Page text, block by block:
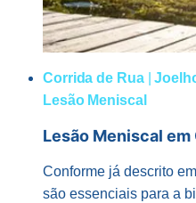
Corrida de Rua|
Lesão Meniscal
Lesão Meniscal
Conforme já descrito
são essenciais para a